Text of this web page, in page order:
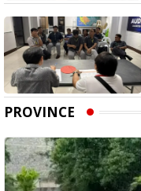
PROVINCE